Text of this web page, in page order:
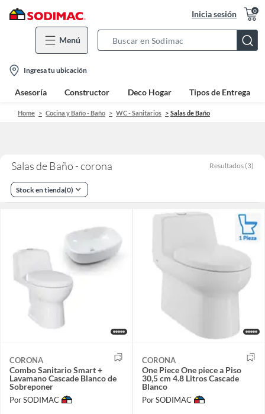
Inicia sesión 0
Menú
Bar
location-
icon
Ingresa tu ubicación
Asesoría Constructor Deco Hogar Tipos de Entrega
Home Cocina y Baño - Baño WC - Sanitarios Salas de Baño
Salas de Baño - corona Resultados (3)
Stock en tienda(0)
CORONA
Combo Sanitario Smart +
Lavamano Cascade Blanco de
Sobreponer
Por SODIMAC
CORONA
One Piece One piece a Piso
30,5 cm 4.8 Litros Cascade
Blanco
Por SODIMAC